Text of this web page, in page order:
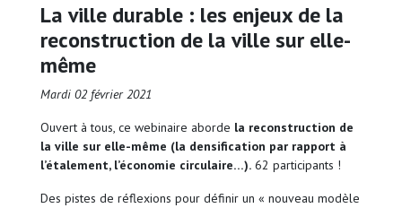
La ville durable : les enjeux de la
reconstruction de la ville sur elle-
même
Mardi 02 février 2021
Ouvert à tous, ce webinaire aborde la reconstruction de
la ville sur elle-même (la densification par rapport à
l’étalement, l’économie circulaire…). 62 participants !
Des pistes de réflexions pour définir un « nouveau modèle